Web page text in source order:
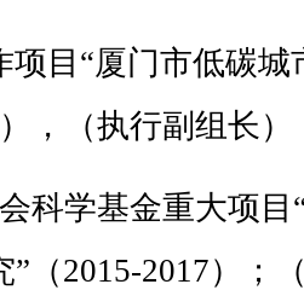
项目“厦门市低碳城
），（执行副组长）
科学基金重大项
”（2015-2017）；